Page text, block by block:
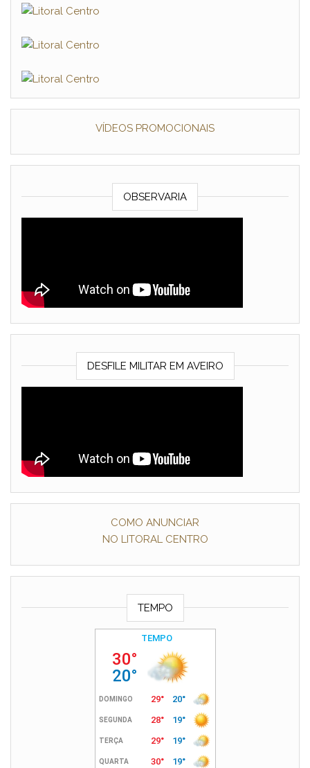
VÍDEOS PROMOCIONAIS
OBSERVARIA
DESFILE MILITAR EM AVEIRO
COMO ANUNCIAR
NO LITORAL CENTRO
TEMPO